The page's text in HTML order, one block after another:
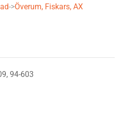
->Överum, Fiskars, AX
94-603